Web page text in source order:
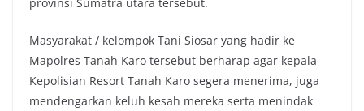
Masyarakat / kelompok Tani Siosar yang hadir ke
Mapolres Tanah Karo tersebut berharap agar kepala
Kepolisian Resort Tanah Karo segera menerima, juga
mendengarkan keluh kesah mereka serta menindak